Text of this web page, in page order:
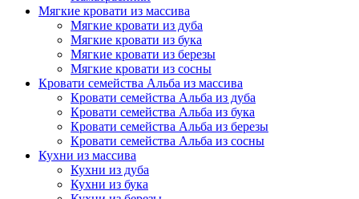
Мягкие кровати из массива
Мягкие кровати из дуба
Мягкие кровати из бука
Мягкие кровати из березы
Мягкие кровати из сосны
Кровати семейства Альба из массива
Кровати семейства Альба из дуба
Кровати семейства Альба из бука
Кровати семейства Альба из березы
Кровати семейства Альба из сосны
Кухни из массива
Кухни из дуба
Кухни из бука